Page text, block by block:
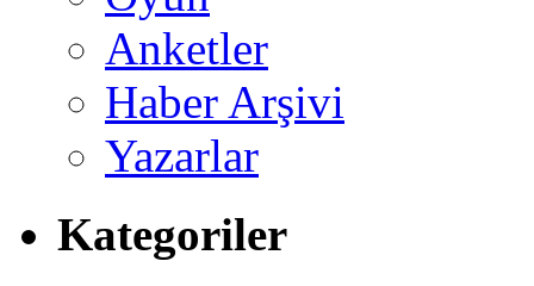
Anketler
Haber Arşivi
Yazarlar
Kategoriler